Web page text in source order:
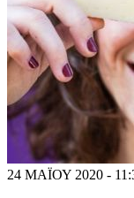
24 ΜΑΪΟΥ 2020 -